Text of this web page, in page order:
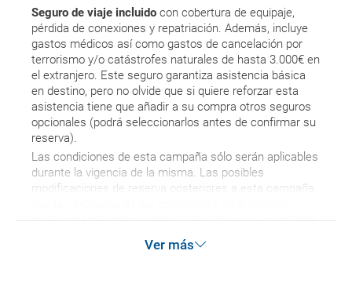
¿Cuáles son las condiciones generales en las
reservas de viajes?
¿Cuáles son los impuestos de entrada y salida del
país si viajo a América?
¿Qué hago si el traslado contratado del aeropuerto
al hotel o viceversa no ha aparecido?
¿Necesito visado para poder ir a ...?
Seguro de viaje incluido con cobertura de equipaje,
pérdida de conexiones y repatriación. Además, incluye
gastos médicos así como gastos de cancelación por
terrorismo y/o catástrofes naturales de hasta 3.000€ en
el extranjero. Este seguro garantiza asistencia básica
en destino, pero no olvide que si quiere reforzar esta
asistencia tiene que añadir a su compra otros seguros
opcionales (podrá seleccionarlos antes de confirmar su
reserva).
Las condiciones de esta campaña sólo serán aplicables
durante la vigencia de la misma. Las posibles
modificaciones de reserva posteriores a esta campaña
Ver más